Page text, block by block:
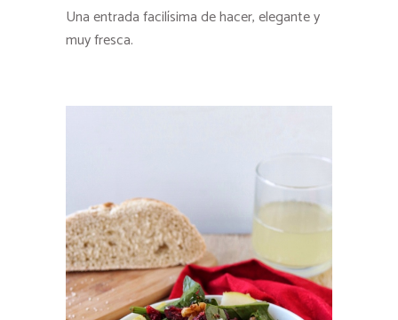
Una entrada facilísima de hacer, elegante y
muy fresca.